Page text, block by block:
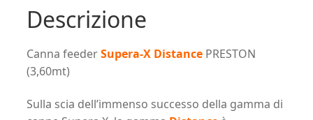
PRESTON
(3,60mt)
Descrizione
Canna feederSupera-X DistancePRESTON
(3,60mt)
Sulla scia dell’immenso successo della gamma di